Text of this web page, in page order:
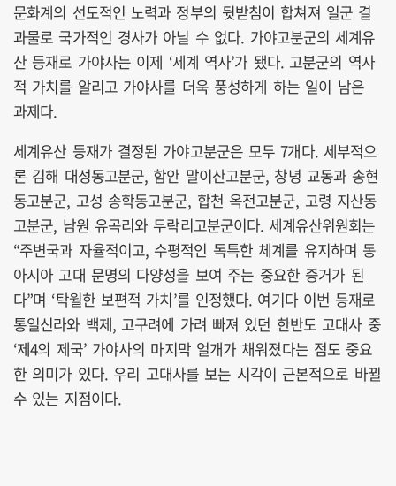
문화계의 선도적인 노력과 정부의 뒷받침이 합쳐져 일군 결
과물로 국가적인 경사가 아닐 수 없다. 가야고분군의 세계유
산 등재로 가야사는 이제 ‘세계 역사’가 됐다. 고분군의 역사
적 가치를 알리고 가야사를 더욱 풍성하게 하는 일이 남은
과제다.
세계유산 등재가 결정된 가야고분군은 모두 7개다. 세부적으
론 김해 대성동고분군, 함안 말이산고분군, 창녕 교동과 송현
동고분군, 고성 송학동고분군, 합천 옥전고분군, 고령 지산동
고분군, 남원 유곡리와 두락리고분군이다. 세계유산위원회는
“주변국과 자율적이고, 수평적인 독특한 체계를 유지하며 동
아시아 고대 문명의 다양성을 보여 주는 중요한 증거가 된
다”며 ‘탁월한 보편적 가치’를 인정했다. 여기다 이번 등재로
통일신라와 백제, 고구려에 가려 빠져 있던 한반도 고대사 중
‘제4의 제국’ 가야사의 마지막 얼개가 채워졌다는 점도 중요
한 의미가 있다. 우리 고대사를 보는 시각이 근본적으로 바뀔
수 있는 지점이다.